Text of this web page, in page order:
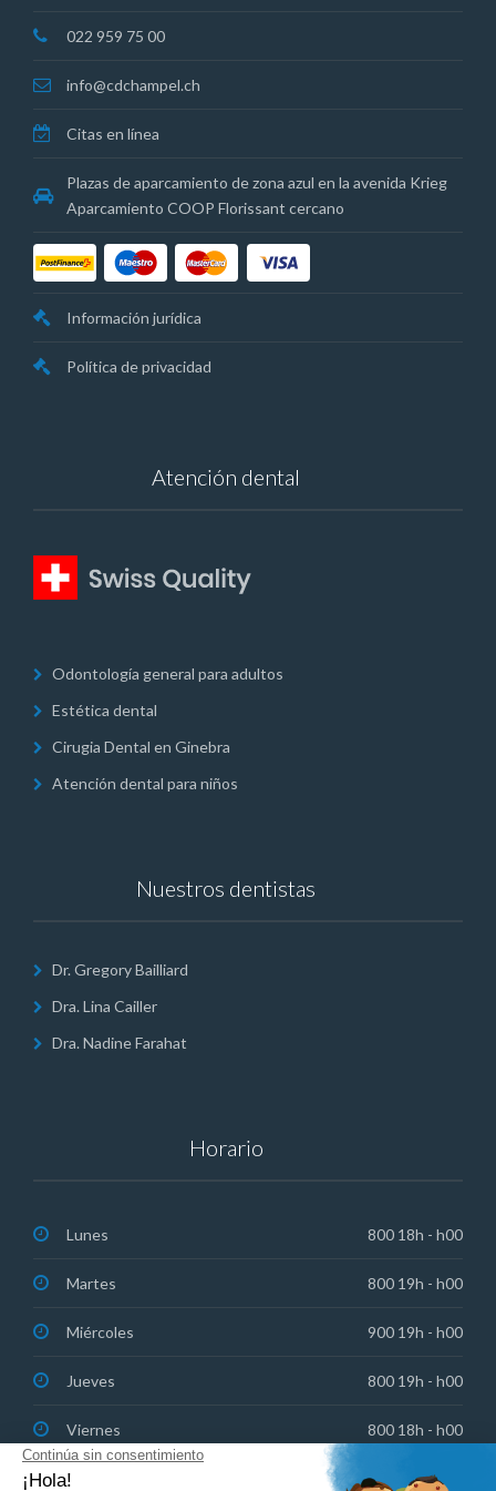
022 959 75 00
info@cdchampel.ch
Citas en línea
Plazas de aparcamiento de zona azul en la avenida Krieg
Aparcamiento COOP Florissant cercano
Información jurídica
Política de privacidad
Atención dental
Odontología general para adultos
Estética dental
Cirugia Dental en Ginebra
Atención dental para niños
Nuestros dentistas
Dr. Gregory Bailliard
Dra. Lina Cailler
Dra. Nadine Farahat
Horario
Lunes 800 18h - h00
Martes 800 19h - h00
Miércoles 900 19h - h00
Jueves 800 19h - h00
Viernes 800 18h - h00
Sábado: Urgencias de guardia 830 13h - h00